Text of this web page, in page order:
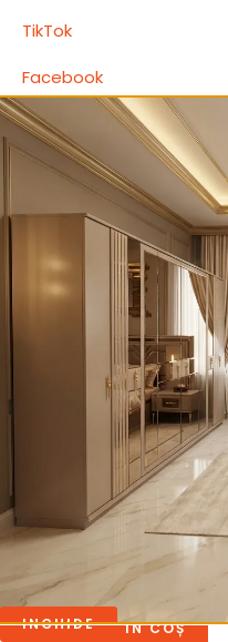
TikTok
Facebook
Instagram
Produse similare
Living
LIVING CU SEMINEU
7,295.00
ADAUGĂ ÎN COȘ
INCHIDE